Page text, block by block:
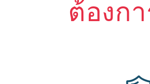
ต้องก